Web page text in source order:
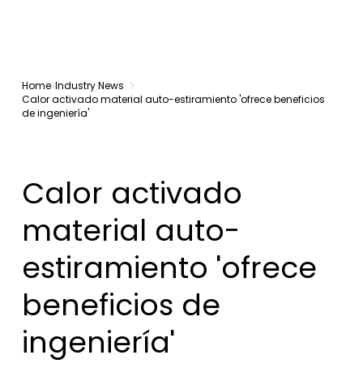
Home Industry News
Calor activado material auto-estiramiento 'ofrece beneficios
de ingeniería'
Calor activado
material auto-
estiramiento 'ofrece
beneficios de
ingeniería'